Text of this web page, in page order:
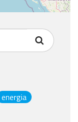
energia